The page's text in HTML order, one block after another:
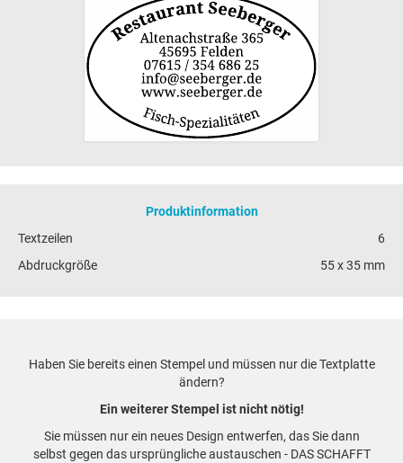
Produktinformation
Textzeilen
6
Abdruckgröße
55 x 35 mm
Haben Sie bereits einen Stempel und müssen nur die Textplatte
ändern?
Ein weiterer Stempel ist nicht nötig!
Sie müssen nur ein neues Design entwerfen, das Sie dann
selbst gegen das ursprüngliche austauschen - DAS SCHAFFT